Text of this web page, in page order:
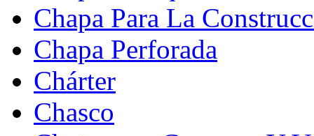
Chapa Para La
Chapa Perforada
Chárter
Chasco